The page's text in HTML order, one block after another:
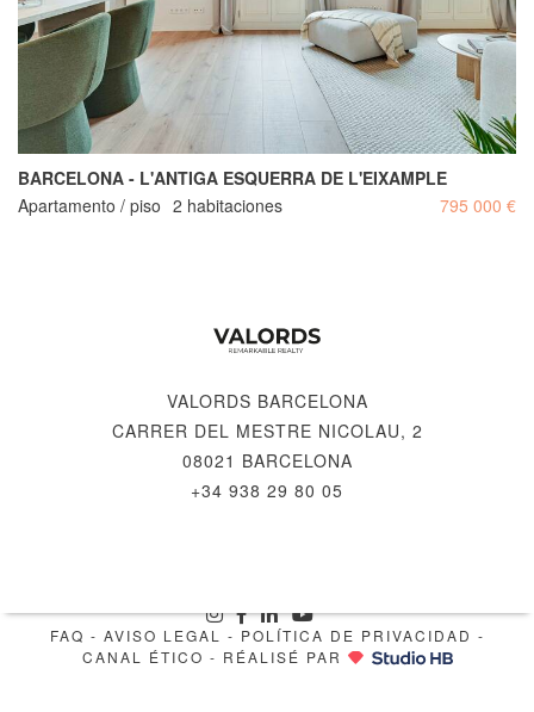
BARCELONA - L'ANTIGA ESQUERRA DE L'EIXAMPLE
Apartamento / piso 2 habitaciones 795 000 €
VALORDS BARCELONA
CARRER DEL MESTRE NICOLAU, 2
08021 BARCELONA
+34 938 29 80 05
FAQ - AVISO LEGAL - POLÍTICA DE PRIVACIDAD -
CANAL ÉTICO - RÉALISÉ PAR